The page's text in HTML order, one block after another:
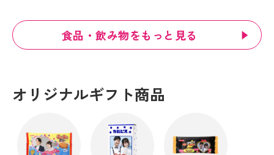
食品・飲み物をもっと見る
オリジナルギフト商品